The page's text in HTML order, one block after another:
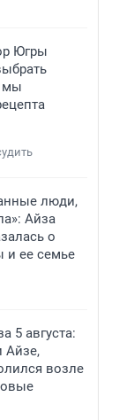
Югры
мы
люди,
Айза
о
и ее семье
5 августа:
Айзе,
возле